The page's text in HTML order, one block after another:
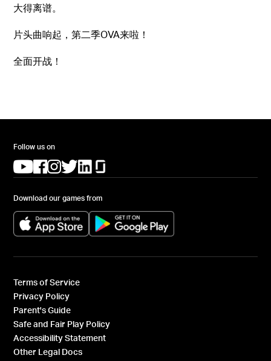
大得离谱。
片头曲响起，第二季OVA来啦！
全面开战！
Follow us on
(opens in a new tab)
(opens in a new tab)
(opens in a new tab)
(opens in a new tab)
(opens in a new tab)
Download our games from
(opens in a new tab) (opens in a new tab)
Terms of Service
Privacy Policy
Parent's Guide
Safe and Fair Play Policy
Accessibility Statement
Other Legal Docs